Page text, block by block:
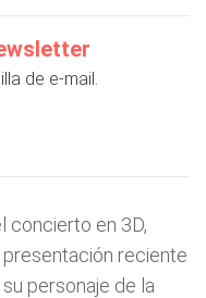
de e-mail.
concierto en 3D,
reciente
personaje de la